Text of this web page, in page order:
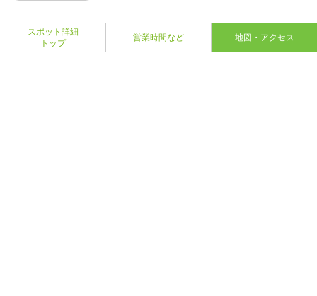
スポット詳細
トップ
営業時間など 地図・アクセス